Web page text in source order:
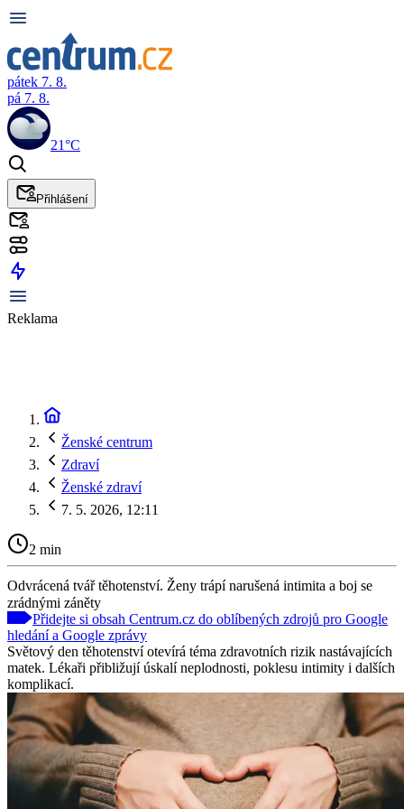
pátek 7. 8.
pá 7. 8.
21°C
Přihlášení
Reklama
Ženské centrum
Zdraví
Ženské zdraví
7. 5. 2026, 12:11
2 min
Odvrácená tvář těhotenství. Ženy trápí narušená intimita a boj se
zrádnými záněty
Přidejte si obsah Centrum.cz do oblíbených zdrojů pro Google
hledání a Google zprávy
Světový den těhotenství otevírá téma zdravotních rizik nastávajících
matek. Lékaři přibližují úskalí neplodnosti, poklesu intimity i dalších
komplikací.